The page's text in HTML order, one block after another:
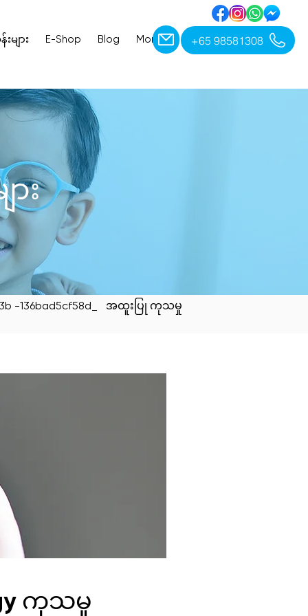
များ E-Shop Blog More +65 98581308
း
-136bad5cf58d_ အထူးပြု ကုသမှု
ကုသမှု